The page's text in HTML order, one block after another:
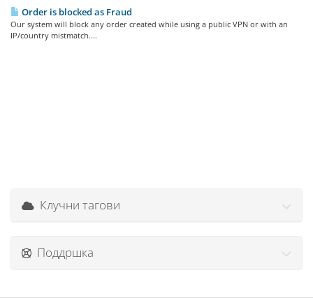
Order is blocked as Fraud
Our system will block any order created while using a public VPN or with an
IP/country mistmatch....
Клучни тагови
Поддршка